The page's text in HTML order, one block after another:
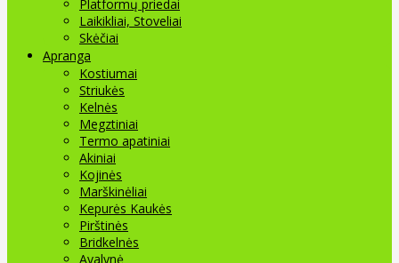
Platformų priedai
Laikikliai, Stoveliai
Skėčiai
Apranga
Kostiumai
Striukės
Kelnės
Megztiniai
Termo apatiniai
Akiniai
Kojinės
Marškinėliai
Kepurės Kaukės
Pirštinės
Bridkelnės
Avalynė